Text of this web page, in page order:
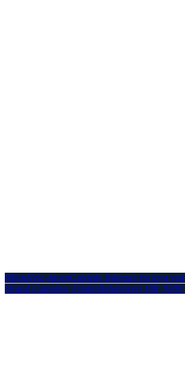
08junHele dagenGuidede fisketure fra kyst
Strand Camping , Frederikshavnsvej 108,